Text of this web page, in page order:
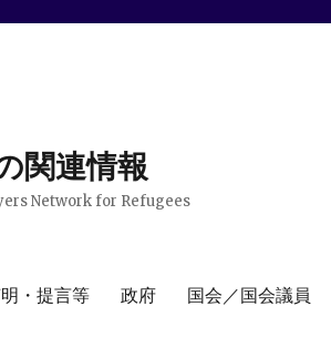
関連情報
Network for Refugees
・提言等 政府 国会／国会議員